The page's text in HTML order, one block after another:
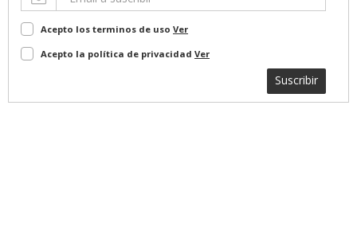
Acepto los terminos de uso Ver
Acepto la política de privacidad Ver
Suscribir